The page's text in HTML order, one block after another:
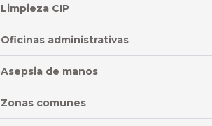
Limpieza CIP
Oficinas administrativas
Asepsia de manos
Zonas comunes